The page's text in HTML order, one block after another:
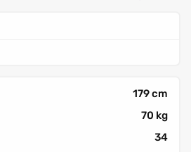
179 cm
70 kg
34